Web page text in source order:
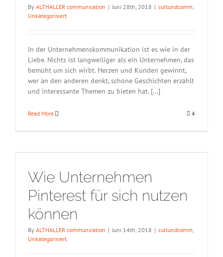
By ALTHALLER communication | Juni 28th, 2018 | cultundcomm,
Unkategorisiert
In der Unternehmenskommunikation ist es wie in der
Liebe. Nichts ist langweiliger als ein Unternehmen, das
bemüht um sich wirbt. Herzen und Kunden gewinnt,
wer an den anderen denkt, schöne Geschichten erzählt
und interessante Themen zu bieten hat. [...]
Read More 4
Wie Unternehmen
Pinterest für sich nutzen
können
By ALTHALLER communication | Juni 14th, 2018 | cultundcomm,
Unkategorisiert